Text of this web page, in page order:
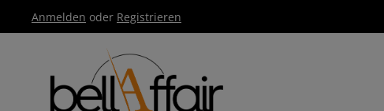
Hauptnavigation springen
Anmelden oder Registrieren